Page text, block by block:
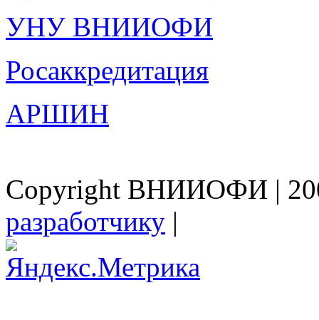
УНУ ВНИИОФИ
Росаккредитация
АРШИН
Copyright ВНИИОФИ |
разработчику |